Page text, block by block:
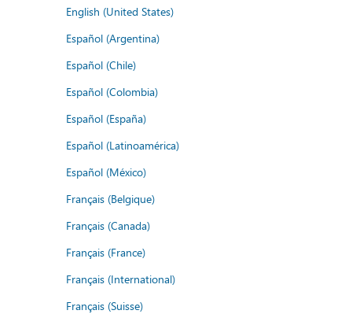
English (United States)
Español (Argentina)
Español (Chile)
Español (Colombia)
Español (España)
Español (Latinoamérica)
Español (México)
Français (Belgique)
Français (Canada)
Français (France)
Français (International)
Français (Suisse)